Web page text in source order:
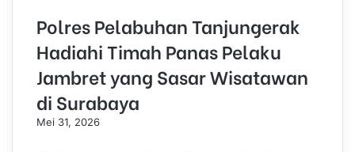
s
Polres Pelabuhan Tanjungerak
Hadiahi Timah Panas Pelaku
Jambret yang Sasar Wisatawan
di Surabaya
Mei 31, 2026